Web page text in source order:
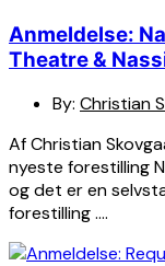
Anmeldelse:
Theatre &
By: Christian
Af Christian
nyeste forestilling
og det er en
forestilling ….